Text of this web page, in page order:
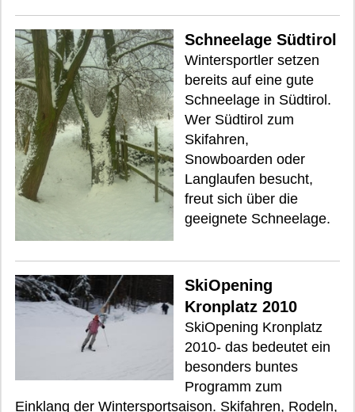
Schneelage Südtirol
Wintersportler setzen
bereits auf eine gute
Schneelage in Südtirol.
Wer Südtirol zum
Skifahren,
Snowboarden oder
Langlaufen besucht,
freut sich über die
geeignete Schneelage.
SkiOpening
Kronplatz 2010
SkiOpening Kronplatz
2010- das bedeutet ein
besonders buntes
Programm zum
Einklang der Wintersportsaison. Skifahren, Rodeln,